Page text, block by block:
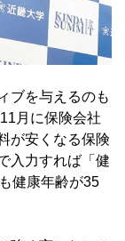
ブを与えるのも
月に保険会社
が安くなる保険
入力すれば「健
健康年齢が35